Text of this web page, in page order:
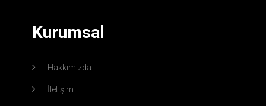
Kurumsal
Hakkımızda
İletişim